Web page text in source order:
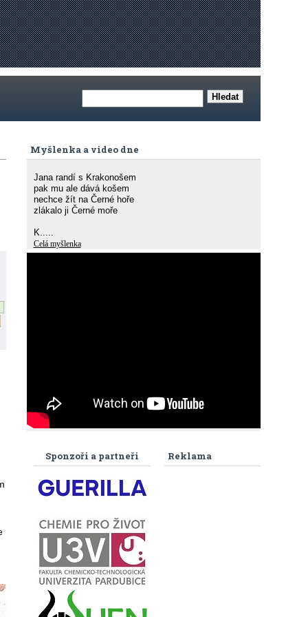
Myšlenka a video dne
Jana randí s Krakonošem
pak mu ale dává košem
nechce žít na Černé hoře
zlákalo ji Černé moře
K.....
Celá myšlenka
Reklama
Sponzoři a partneři